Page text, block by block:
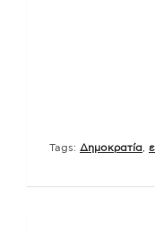
Tags: Δημοκρατία